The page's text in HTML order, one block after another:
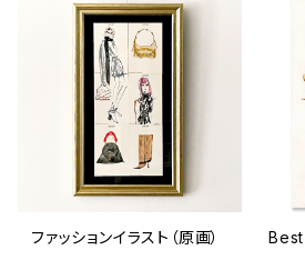
ファッションイラスト（原画）